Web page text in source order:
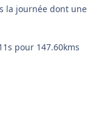
la journée dont une
pour 147.60kms